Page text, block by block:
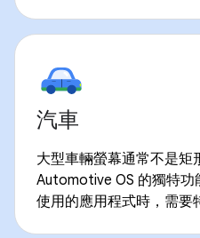
汽車
大型車輛螢幕通常不是矩
Automotive OS 的獨特
使用的應用程式時，需要